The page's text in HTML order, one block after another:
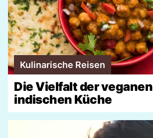
Kulinarische Reisen
Die Vielfalt der veganen
indischen Küche